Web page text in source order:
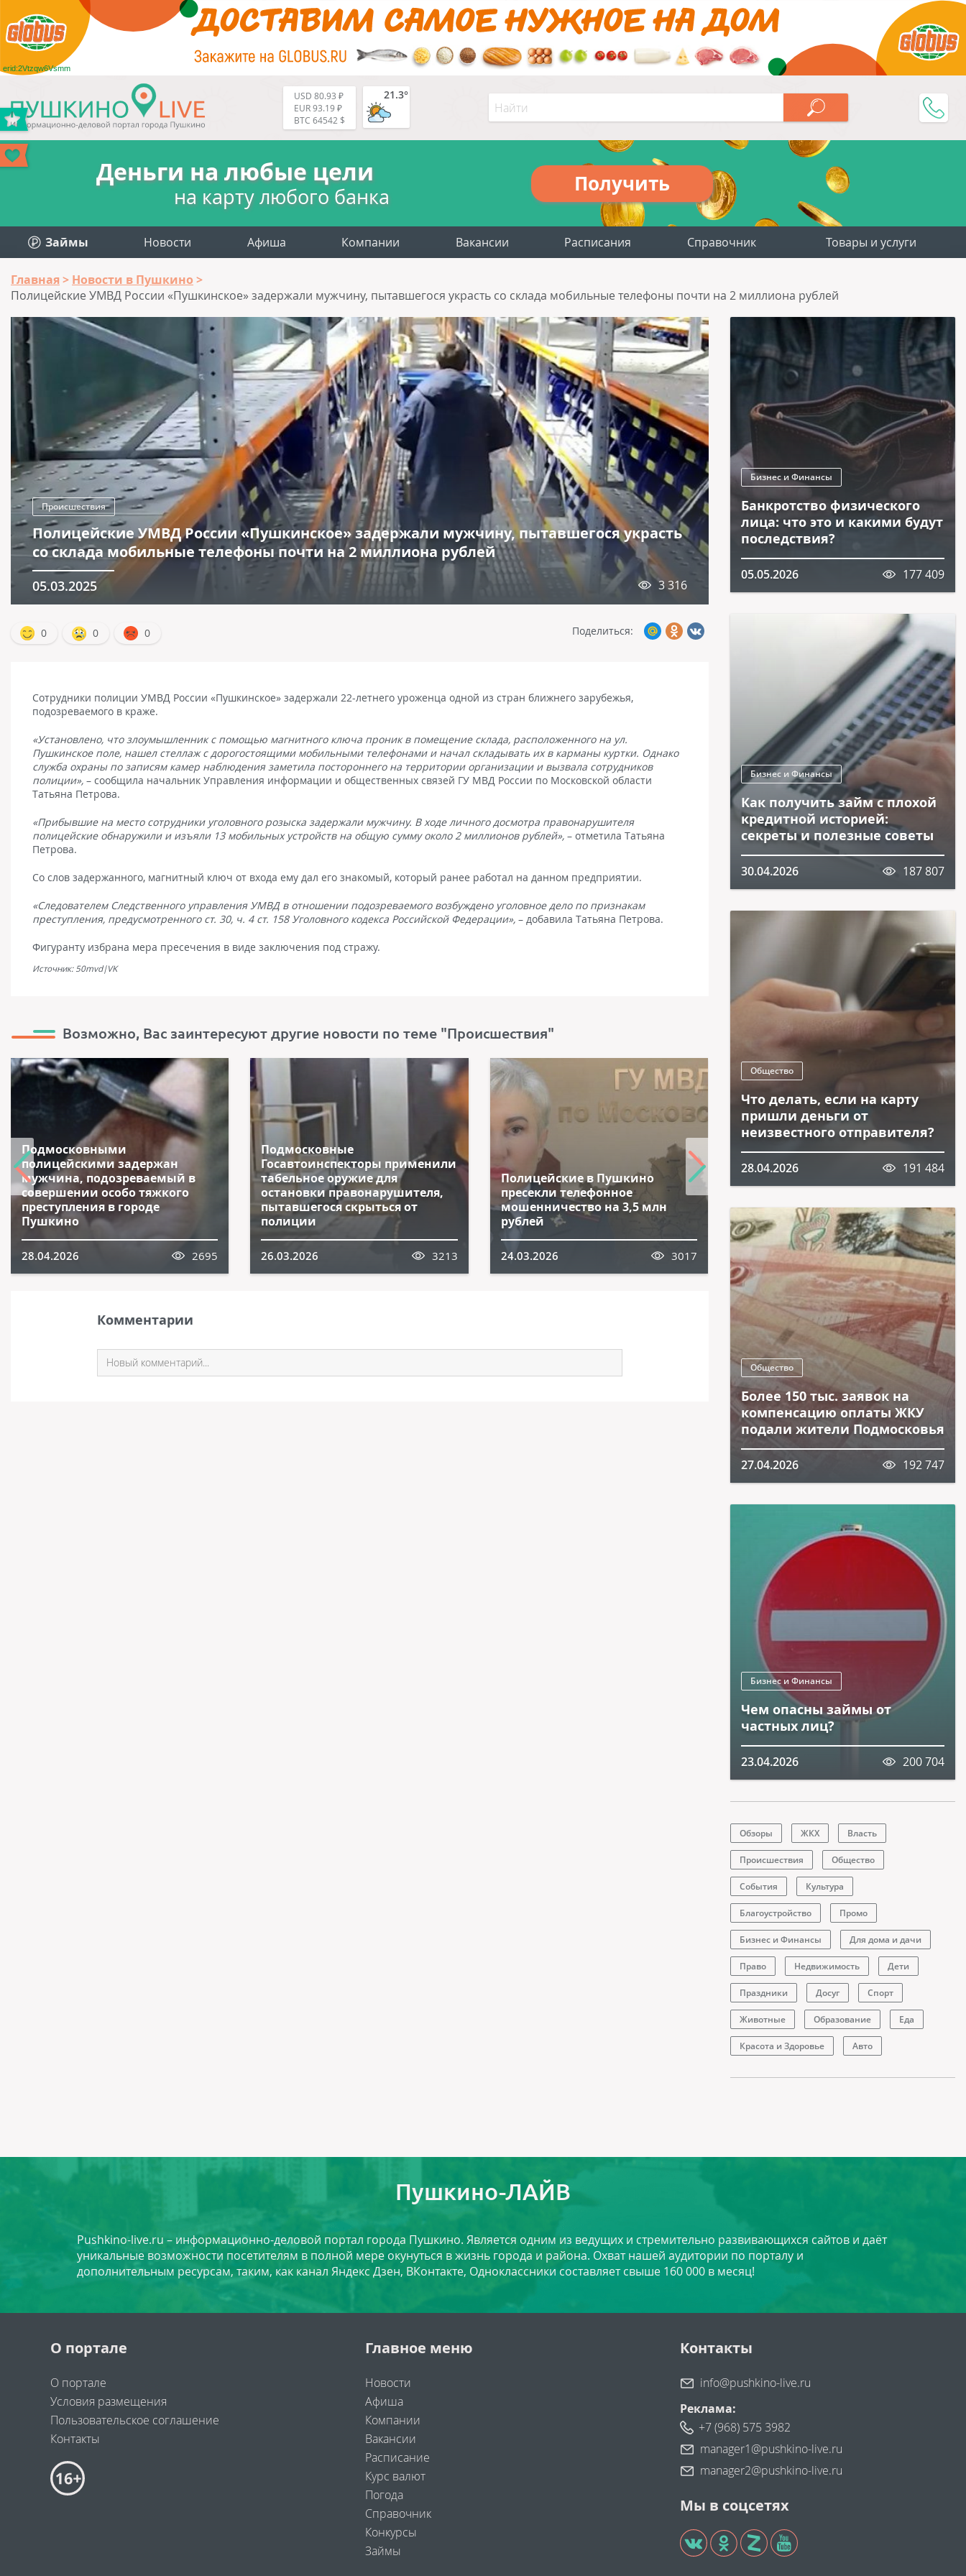
erid:2Vtzqw6Vsmm
USD 80.93 ₽
EUR 93.19 ₽
BTC 64542 $
21.3°
Деньги на любые цели
на карту любого банка
Получить
Займы Новости Афиша Компании Вакансии Расписания Справочник Товары и услуги
Главная
Новости в Пушкино
Полицейские УМВД России «Пушкинское» задержали мужчину, пытавшегося украсть со склада мобильные телефоны почти на 2 миллиона рублей
Происшествия
Полицейские УМВД России «Пушкинское» задержали мужчину, пытавшегося украсть
со склада мобильные телефоны почти на 2 миллиона рублей
05.03.2025 3 316
0 0 0 Поделиться:
Сотрудники полиции УМВД России «Пушкинское» задержали 22-летнего уроженца одной из стран ближнего зарубежья,
подозреваемого в краже.
«Установлено, что злоумышленник с помощью магнитного ключа проник в помещение склада, расположенного на ул.
Пушкинское поле, нашел стеллаж с дорогостоящими мобильными телефонами и начал складывать их в карманы куртки. Однако
служба охраны по записям камер наблюдения заметила постороннего на территории организации и вызвала сотрудников
полиции», – сообщила начальник Управления информации и общественных связей ГУ МВД России по Московской области
Татьяна Петрова.
«Прибывшие на место сотрудники уголовного розыска задержали мужчину. В ходе личного досмотра правонарушителя
полицейские обнаружили и изъяли 13 мобильных устройств на общую сумму около 2 миллионов рублей», – отметила Татьяна
Петрова.
Со слов задержанного, магнитный ключ от входа ему дал его знакомый, который ранее работал на данном предприятии.
«Следователем Следственного управления УМВД в отношении подозреваемого возбуждено уголовное дело по признакам
преступления, предусмотренного ст. 30, ч. 4 ст. 158 Уголовного кодекса Российской Федерации», – добавила Татьяна Петрова.
Фигуранту избрана мера пресечения в виде заключения под стражу.
Источник: 50mvd|VK
Возможно, Вас заинтересуют другие новости по теме "Происшествия"
Подмосковными
полицейскими задержан
мужчина, подозреваемый в
совершении особо тяжкого
преступления в городе
Пушкино
28.04.2026 2695
Подмосковные
Госавтоинспекторы применили
табельное оружие для
остановки правонарушителя,
пытавшегося скрыться от
полиции
26.03.2026 3213
Полицейские в Пушкино
пресекли телефонное
мошенничество на 3,5 млн
рублей
24.03.2026 3017
В Пушкинском г.о. сотрудники
обманувших пожилую
женщину на 300 тыс. руб.
14.03.2026 3389
Комментарии
Бизнес и Финансы
Банкротство физического
лица: что это и какими будут
последствия?
05.05.2026 177 409
Бизнес и Финансы
Как получить займ с плохой
кредитной историей:
секреты и полезные советы
30.04.2026 187 807
Общество
Что делать, если на карту
пришли деньги от
неизвестного отправителя?
28.04.2026 191 484
Общество
Более 150 тыс. заявок на
компенсацию оплаты ЖКУ
подали жители Подмосковья
27.04.2026 192 747
Бизнес и Финансы
Чем опасны займы от
частных лиц?
23.04.2026 200 704
Обзоры ЖКХ Власть
Происшествия Общество
События Культура
Благоустройство Промо
Бизнес и Финансы Для дома и дачи
Право Недвижимость Дети
Праздники Досуг Спорт
Животные Образование Еда
Красота и Здоровье Авто
Пушкино-ЛАЙВ
Pushkino-live.ru – информационно-деловой портал города Пушкино. Является одним из ведущих и стремительно развивающихся сайтов и даёт
уникальные возможности посетителям в полной мере окунуться в жизнь города и района. Охват нашей аудитории по порталу и
дополнительным ресурсам, таким, как канал Яндекс Дзен, ВКонтакте, Одноклассники составляет свыше 160 000 в месяц!
О портале
О портале
Условия размещения
Пользовательское соглашение
Контакты
Главное меню
Новости
Афиша
Компании
Вакансии
Расписание
Курс валют
Погода
Справочник
Конкурсы
Займы
Контакты
info@pushkino-live.ru
Реклама:
+7 (968) 575 3982
manager1@pushkino-live.ru
manager2@pushkino-live.ru
Мы в соцсетях